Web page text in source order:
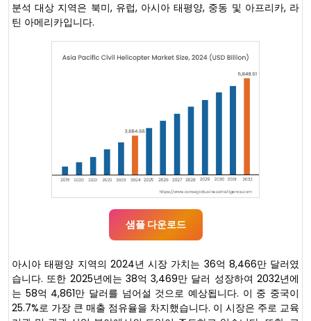
분석 대상 지역은 북미, 유럽, 아시아 태평양, 중동 및 아프리카, 라
틴 아메리카입니다.
샘플 다운로드
아시아 태평양 지역의 2024년 시장 가치는 36억 8,466만 달러였
습니다. 또한 2025년에는 38억 3,469만 달러 성장하여 2032년에
는 58억 4,861만 달러를 넘어설 것으로 예상됩니다. 이 중 중국이
25.7%로 가장 큰 매출 점유율을 차지했습니다. 이 시장은 주로 교육